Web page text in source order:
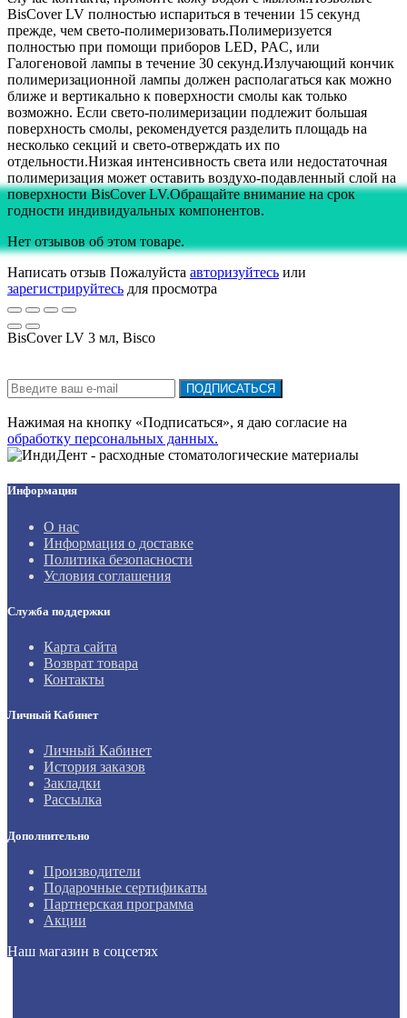
BisCover LV полностью испариться в течении 15 секунд
прежде, чем свето-полимеризовать.Полимеризуется
полностью при помощи приборов LED, PAC, или
Галогеновой лампы в течение 30 секунд.Излучающий кончик
полимеризационной лампы должен располагаться как можно
ближе и вертикально к поверхности смолы как только
возможно. Если свето-полимеризации подлежит большая
поверхность смолы, рекомендуется разделить площадь на
несколько секций и свето-отверждать их по
отдельности.Низкая интенсивность света или недостаточная
полимеризация может оставить воздухо-подавленный слой на
поверхности BisCover LV.Обращайте внимание на срок
годности индивидуальных компонентов.
Нет отзывов об этом товаре.
Написать отзыв Пожалуйста авторизуйтесь или
зарегистрируйтесь для просмотра
BisCover LV 3 мл, Bisco
ПОДПИСАТЬСЯ
Нажимая на кнопку «Подписаться», я даю cогласие на
обработку персональных данных.
Информация
О нас
Информация о доставке
Политика безопасности
Условия соглашения
Служба поддержки
Карта сайта
Возврат товара
Контакты
Личный Кабинет
Личный Кабинет
История заказов
Закладки
Рассылка
Дополнительно
Производители
Подарочные сертификаты
Партнерская программа
Акции
Наш магазин в соцсетях